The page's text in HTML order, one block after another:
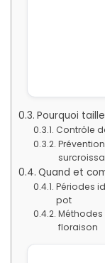
Pourquoi
Contrôle
Quand et
Périodes
pot
floraison